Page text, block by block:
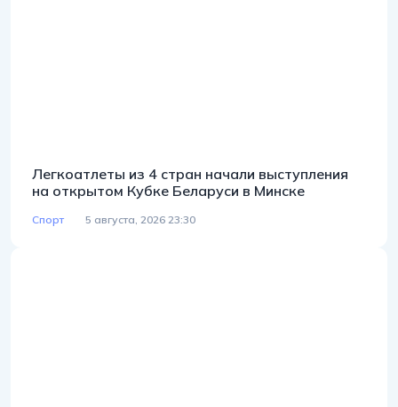
Легкоатлеты из 4 стран начали выступления
на открытом Кубке Беларуси в Минске
Спорт 5 августа, 2026 23:30